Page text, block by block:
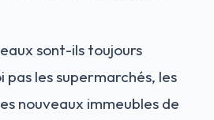
sont-ils toujours
pas les supermarchés, les
nouveaux immeubles de